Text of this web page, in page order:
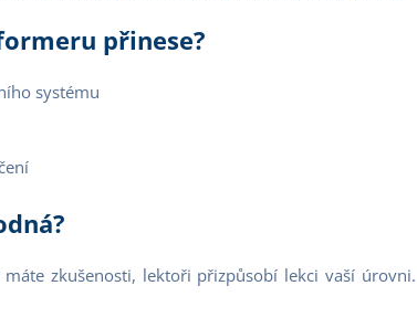
přinese?
systému
zkušenosti, lektoři přizpůsobí lekci vaší